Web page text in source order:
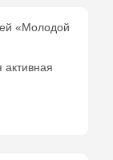
«Молодой